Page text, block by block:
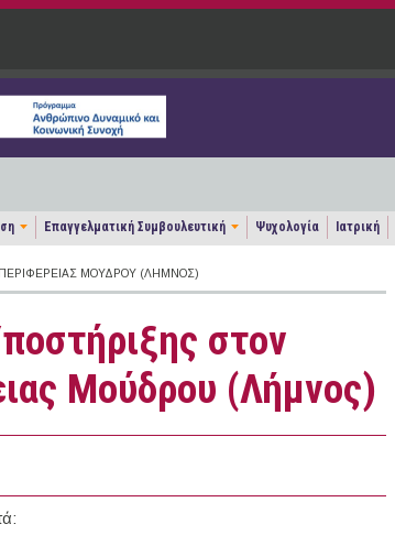
Επαγγελματική Συμβουλευτική Ψυχολογία Ιατρική
ΜΟΎΔΡΟΥ (ΛΉΜΝΟΣ)
στον
Μούδρου (Λήμνος)